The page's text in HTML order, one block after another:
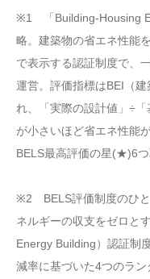
※1 「Building-Housing
略。建築物の省エネ性能
で表示する認証制度で、
運営。評価指標はBEI（
れ、「実際の設計値」÷
が小さいほど省エネ性能
BELS最高評価の星(★)6つ
※2 BELS評価制度のひと
ネルギーの収支をゼロと
Energy Building）認証制
減率に基づいた4つのラ